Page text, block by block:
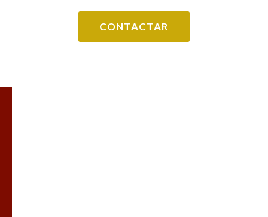
CONTACTAR